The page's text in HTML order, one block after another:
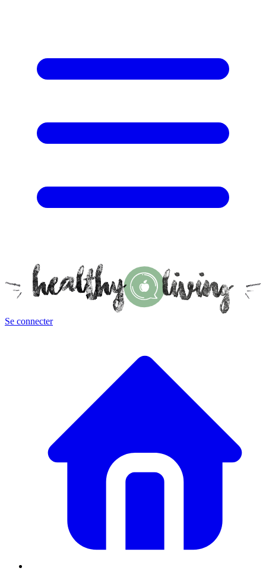
Se connecter